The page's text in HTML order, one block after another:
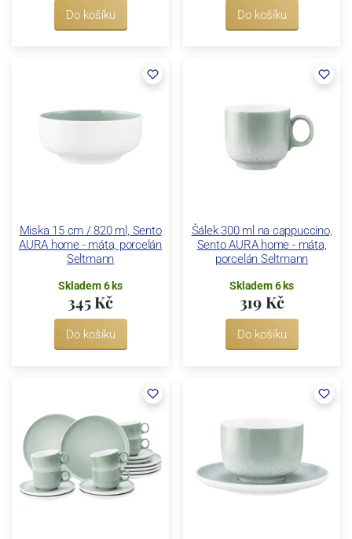
Do košíku Do košíku
Miska 15 cm / 820 ml, Sento
AURA home - máta, porcelán
Seltmann
Skladem 6 ks
345 Kč
Do košíku
Šálek 300 ml na cappuccino,
Sento AURA home - máta,
porcelán Seltmann
Skladem 6 ks
319 Kč
Do košíku